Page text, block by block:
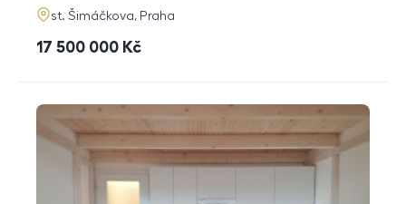
adresa
st. Šimáčkova, Praha
cena
17 500 000 Kč